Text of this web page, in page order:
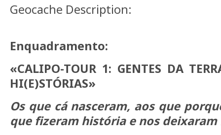
Geocache Description:
Enquadramento:
«CALIPO-TOUR 1: GENTES DA
HI(E)STÓRIAS»
Os que cá nasceram, aos que
que fizeram história e nos